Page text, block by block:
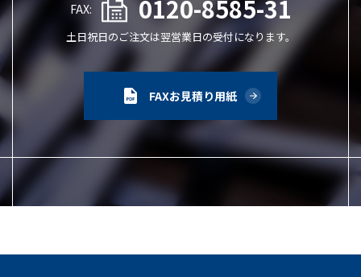
FAX: 0120-8585-31
土日祝日のご注文は翌営業日の受付になります。
FAXお見積り用紙